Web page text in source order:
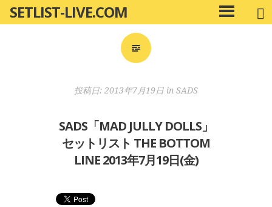
ン
SETLIST-LIVE.COM
メ
イ
投稿日: 2013年7月19日 in SADS
SADS「MAD JULLY DOLLS」
セットリスト THE BOTTOM
LINE 2013年7月19日(金)